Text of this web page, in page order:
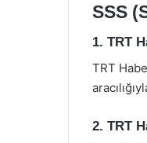
SSS
1. TRT
TRT
2. TRT